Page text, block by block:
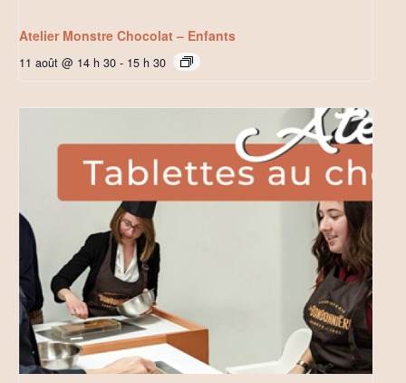
Atelier Monstre Chocolat – Enfants
11 août @ 14 h 30 - 15 h 30